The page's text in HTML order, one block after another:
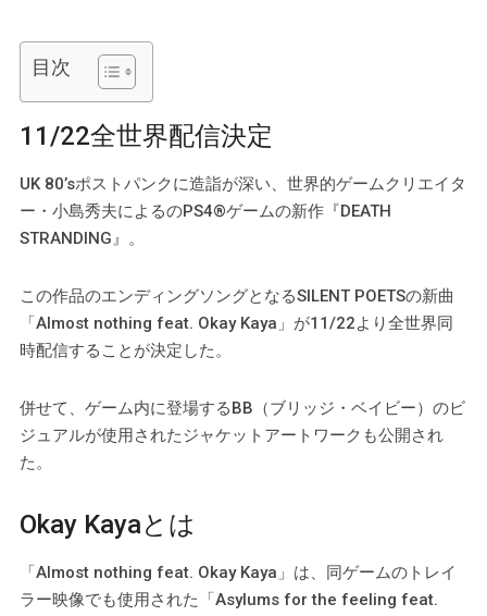
目次
11/22全世界配信決定
UK 80’sポストパンクに造詣が深い、世界的ゲームクリエイタ
ー・小島秀夫によるのPS4®ゲームの新作『DEATH
STRANDING』。
この作品のエンディングソングとなるSILENT POETSの新曲
「Almost nothing feat. Okay Kaya」が11/22より全世界同
時配信することが決定した。
併せて、ゲーム内に登場するBB（ブリッジ・ベイビー）のビ
ジュアルが使用されたジャケットアートワークも公開され
た。
Okay Kayaとは
「Almost nothing feat. Okay Kaya」は、同ゲームのトレイ
ラー映像でも使用された「Asylums for the feeling feat.